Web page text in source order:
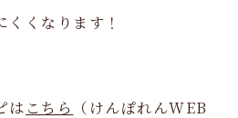
くなります！
は こちら （けんぽれんWEB